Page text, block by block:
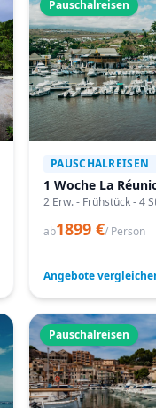
Pauschalreisen
PAUSCHALREISEN
1 Woche La
2 Erw. - Frühstück - 4
ab1899 €/ Person
Angebote
Pauschalreisen